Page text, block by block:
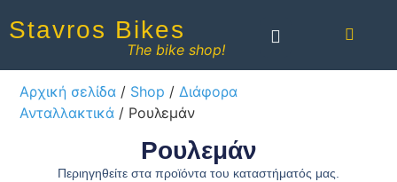
Stavros Bikes
The bike shop!
Αρχική σελίδα / Shop /Διάφορα
Ανταλλακτικά / Ρουλεμάν
Ρουλεμάν
Περιηγηθείτε στα προϊόντα του καταστήματός μας.